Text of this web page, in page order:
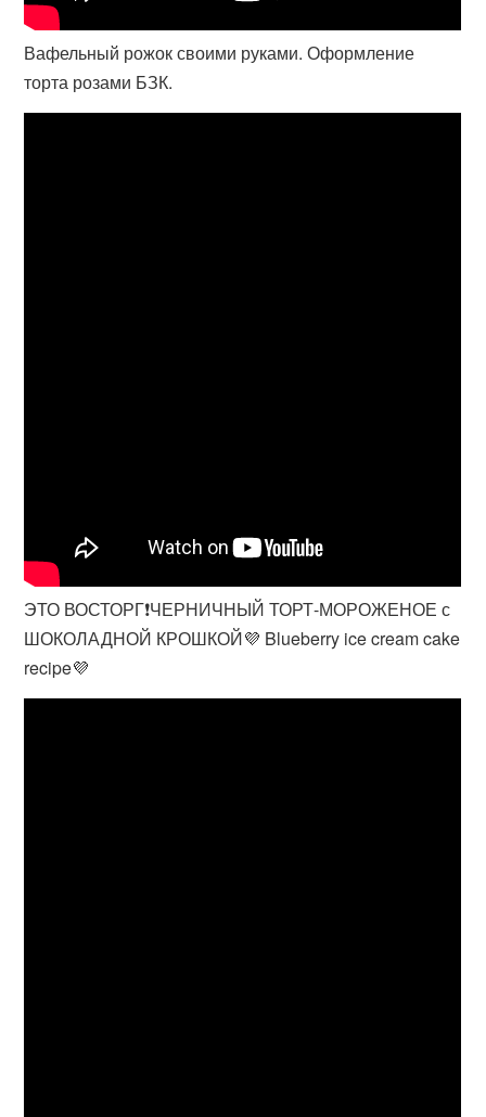
Вафельный рожок своими руками. Оформление
торта розами БЗК.
ЭТО ВОСТОРГ❗ЧЕРНИЧНЫЙ ТОРТ-МОРОЖЕНОЕ с
ШОКОЛАДНОЙ КРОШКОЙ💜 Blueberry ice cream cake
recipe💜